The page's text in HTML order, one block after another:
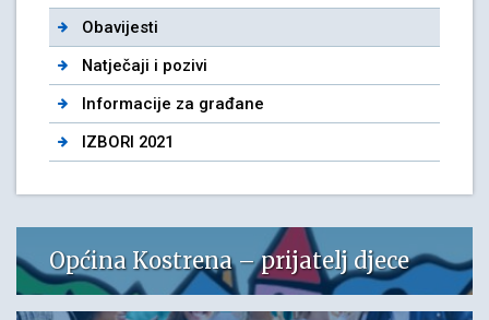
Obavijesti
Natječaji i pozivi
Informacije za građane
IZBORI 2021
Općina Kostrena – prijatelj djece